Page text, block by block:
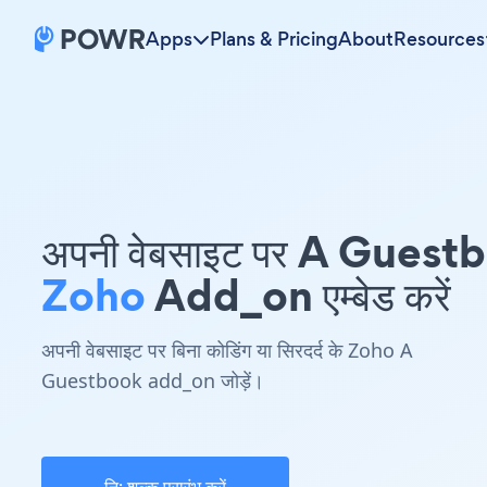
Apps Plans & PricingAboutResources
अपनी वेबसाइट पर A
ZohoAdd_on एम्बेड करें
अपनी वेबसाइट पर बिना कोडिंग या सिरदर्द के Zoho A
Guestbook add_on जोड़ें।